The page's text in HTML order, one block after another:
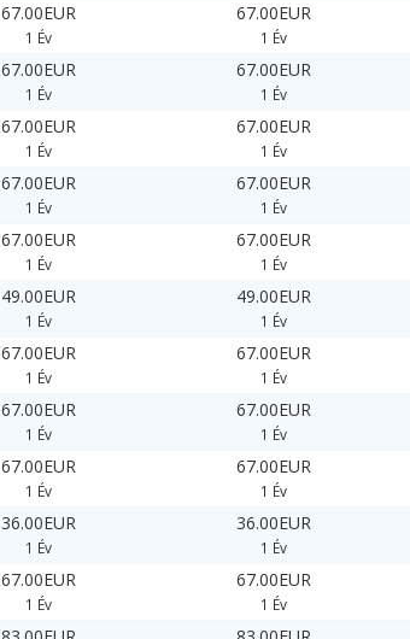
67.00EUR
1 Év
67.00EUR
1 Év
67.00EUR
1 Év
67.00EUR
1 Év
67.00EUR
1 Év
67.00EUR
1 Év
67.00EUR
1 Év
67.00EUR
1 Év
67.00EUR
1 Év
67.00EUR
1 Év
49.00EUR
1 Év
49.00EUR
1 Év
67.00EUR
1 Év
67.00EUR
1 Év
67.00EUR
1 Év
67.00EUR
1 Év
67.00EUR
1 Év
67.00EUR
1 Év
36.00EUR
1 Év
36.00EUR
1 Év
67.00EUR
1 Év
67.00EUR
1 Év